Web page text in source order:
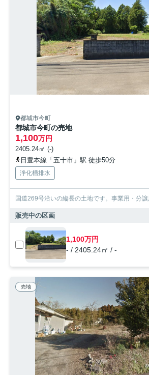
都城市今町
都城市今町の売地
1,100万円
2405.24㎡ (-)
日豊本線「五十市」駅 徒歩50分
浄化槽排水
国道269号沿いの縦長の土地です。事業用・分譲
販売中の区画
1,100万円
- / 2405.24㎡ / -
売地